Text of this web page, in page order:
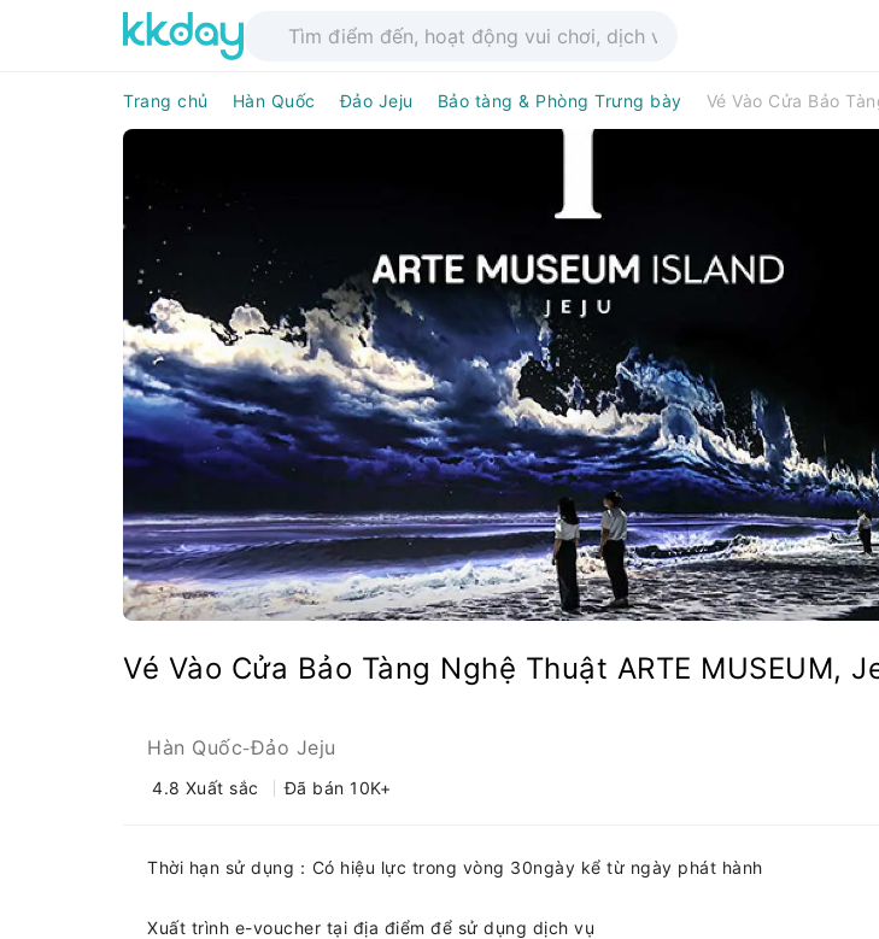
Trang chủ Hàn Quốc Đảo Jeju Bảo tàng & Phòng Trưng bày Vé Vào Cửa Bảo
Vé Vào Cửa Bảo Tàng Nghệ Thuật ARTE MUSEUM,
Hàn Quốc-Đảo Jeju
4.8 Xuất sắc Đã bán 10K+
Thời hạn sử dụng：Có hiệu lực trong vòng 30ngày kể từ ngày phát hành
Xuất trình e-voucher tại địa điểm để sử dụng dịch vụ